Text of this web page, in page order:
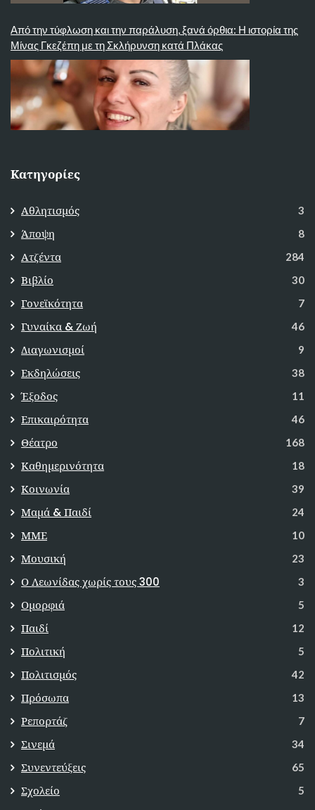
Από την τύφλωση και την παράλυση, ξανά όρθια: Η ιστορία της
Μίνας Γκεζέπη με τη Σκλήρυνση κατά Πλάκας
Κατηγορίες
Αθλητισμός 3
Άποψη 8
Ατζέντα 284
Βιβλίο 30
Γονεϊκότητα 7
Γυναίκα & Ζωή 46
Διαγωνισμοί 9
Εκδηλώσεις 38
Έξοδος 11
Επικαιρότητα 46
Θέατρο 168
Καθημερινότητα 18
Κοινωνία 39
Μαμά & Παιδί 24
ΜΜΕ 10
Μουσική 23
Ο Λεωνίδας χωρίς τους 300 3
Ομορφιά 5
Παιδί 12
Πολιτική 5
Πολιτισμός 42
Πρόσωπα 13
Ρεπορτάζ 7
Σινεμά 34
Συνεντεύξεις 65
Σχολείο 5